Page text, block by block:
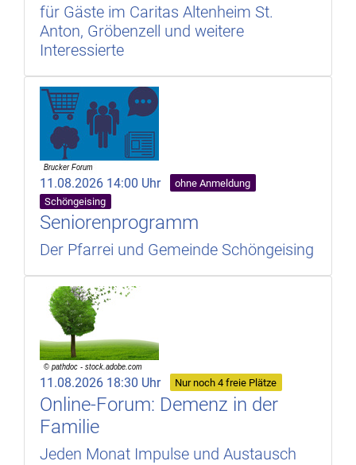
für Gäste im Caritas Altenheim St.
Anton, Gröbenzell und weitere
Interessierte
11.08.2026 14:00 Uhr
ohne Anmeldung
Schöngeising
Seniorenprogramm
Der Pfarrei und Gemeinde Schöngeising
11.08.2026 18:30 Uhr Nur noch 4 freie Plätze
Online-Forum: Demenz in der
Familie
Jeden Monat Impulse und Austausch